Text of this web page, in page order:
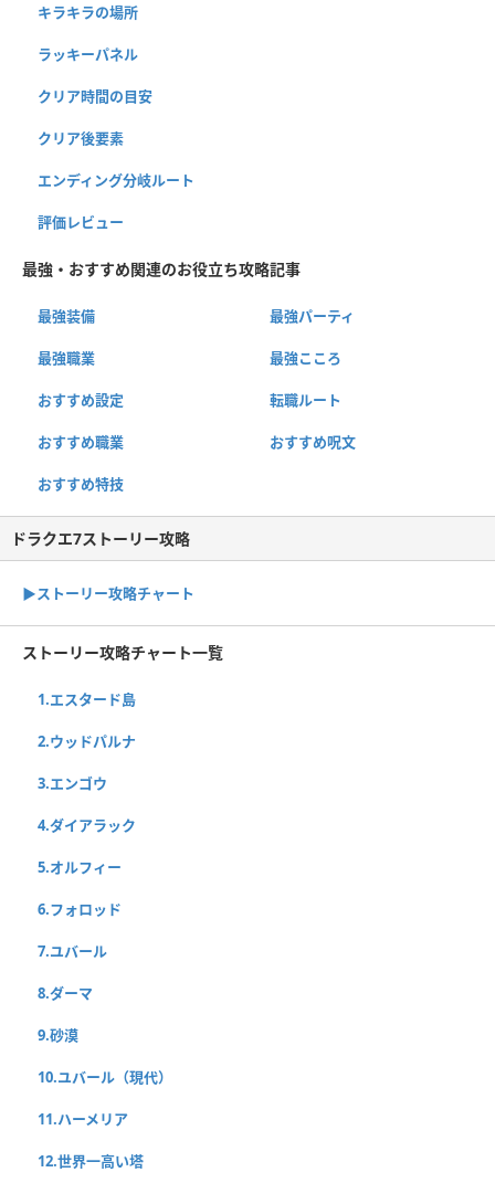
キラキラの場所
ラッキーパネル
クリア時間の目安
クリア後要素
エンディング分岐ルート
評価レビュー
最強・おすすめ関連のお役立ち攻略記事
最強装備 最強パーティ
最強職業 最強こころ
おすすめ設定 転職ルート
おすすめ職業 おすすめ呪文
おすすめ特技
ドラクエ7ストーリー攻略
▶ストーリー攻略チャート
ストーリー攻略チャート一覧
1.エスタード島
2.ウッドパルナ
3.エンゴウ
4.ダイアラック
5.オルフィー
6.フォロッド
7.ユバール
8.ダーマ
9.砂漠
10.ユバール（現代）
11.ハーメリア
12.世界一高い塔